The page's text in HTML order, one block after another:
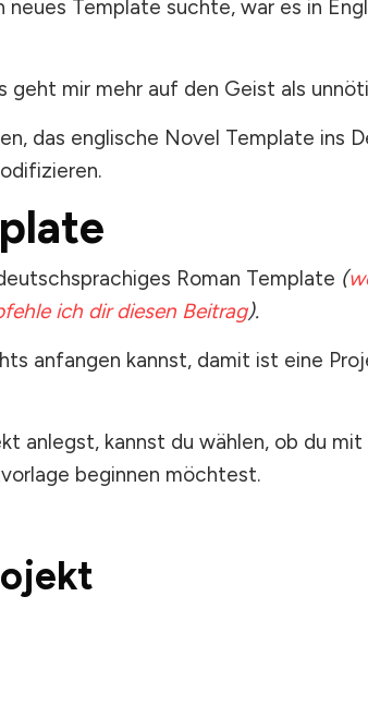
Template suchte, war es in
geht mir mehr auf den Geist als
das englische Novel Template ins
Roman Template (
ich dir diesen Beitrag).
anfangen kannst, damit ist eine
anlegst, kannst du wählen, ob du
beginnen möchtest.